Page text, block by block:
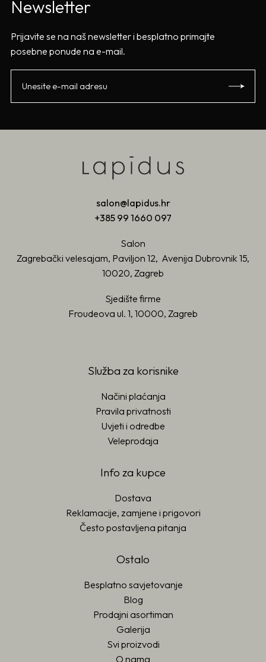
Newsletter
Prijavite se na naš newsletter i besplatno primajte
posebne ponude na e-mail.
salon@lapidus.hr
+385 99 1660 097
Salon
Zagrebački velesajam, Paviljon 12, Avenija Dubrovnik 15,
10020, Zagreb
Sjedište firme
Froudeova ul. 1, 10000, Zagreb
Služba za korisnike
Načini plaćanja
Pravila privatnosti
Uvjeti i odredbe
Veleprodaja
Info za kupce
Dostava
Reklamacije, zamjene i prigovori
Često postavljena pitanja
Ostalo
Besplatno savjetovanje
Blog
Prodajni asortiman
Galerija
Svi proizvodi
O nama